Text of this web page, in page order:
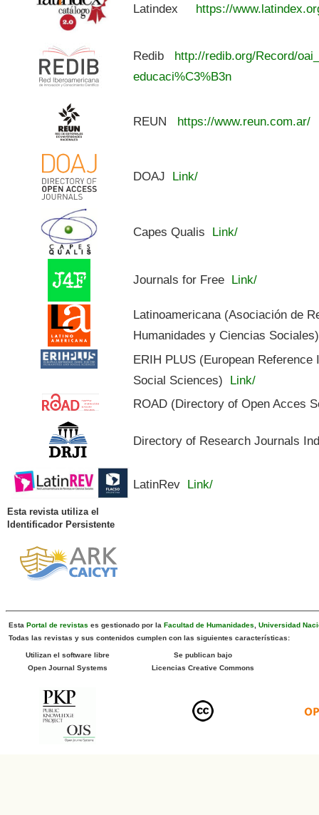
Latindex https://
Redib
http://redib.org/Record/
educaci%C3%B3n
REUN https://www.reun.com.ar/
DOAJ Link/
Capes Qualis Link/
Journals for Free Link/
Latinoamericana (Asociación de
Humanidades y Ciencias Sociales)
ERIH PLUS (European
Social Sciences) Link/
ROAD (Directory of Open Acces
Directory of Research Journals
LatinRev Link/
Esta revista utiliza el
Identificador Persistente
Esta Portal de revistas es gestionado por la Facultad de Humanidades
Universidad
Todas las revistas y sus contenidos cumplen con las siguientes características:
Utilizan el software libre
Open Journal Systems
Se publican bajo
Licencias Creative Commons